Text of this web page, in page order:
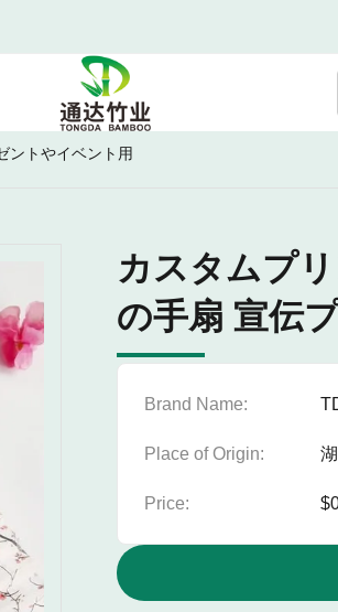
ントやイベント用
カスタムプ
の手扇 宣伝
Brand Name:
Place of Origin:
Price: